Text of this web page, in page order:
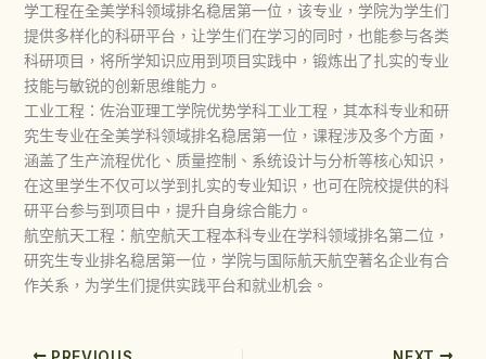
学工程在全美学科领域排名稳居第一位，该专业，学院为学生们
提供多样化的科研平台，让学生们在学习的同时，也能参与各类
科研项目，将所学知识应用到项目实践中，锻炼出了扎实的专业
技能与敏锐的创新思维能力。
工业工程：佐治亚理工学院优势学科工业工程，其本科专业和研
究生专业在全美学科领域排名稳居第一位，课程涉及多个方面，
涵盖了生产流程优化、质量控制、系统设计与分析等核心知识，
在这里学生不仅可以学到扎实的专业知识，也可在院校提供的科
研平台参与到项目中，提升自身综合能力。
航空航天工程：航空航天工程本科专业在学科领域排名第二位，
研究生专业排名稳居第一位，学院与国际航天航空著名企业有合
作关系，为学生们提供实践平台和就业机会。